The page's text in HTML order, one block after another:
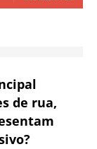
de rua,